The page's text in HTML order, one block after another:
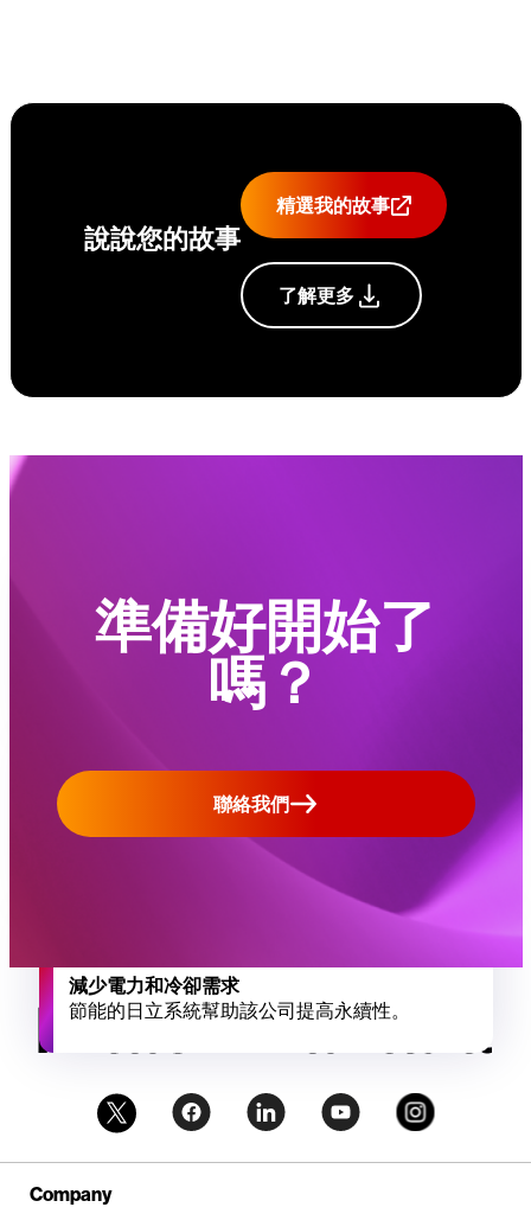
200-300
微秒響應時間
測試顯示 Hitachi VSP 5600 系統可為雲提供卓
70%
資料中心佔地面積減少
功能強大的 Hitachi VSP 系統使該公司能夠將 10
減少電力和冷卻需求
節能的日立系統幫助該公司提高永續性。
說說您的故事
精選我的故事
了解更多
準備好開始了
嗎？
聯絡我們
Company